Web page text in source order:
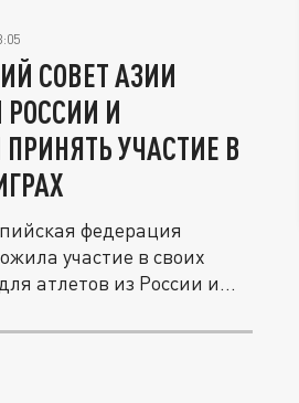
СОВЕТ АЗИИ
И
УЧАСТИЕ В
федерация
участие в своих
атлетов из России и...